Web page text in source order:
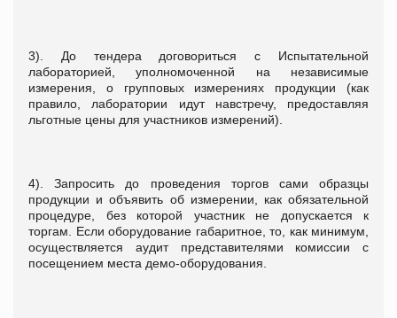
3). До тендера договориться с Испытательной
лабораторией, уполномоченной на независимые
измерения, о групповых измерениях продукции (как
правило, лаборатории идут навстречу, предоставляя
льготные цены для участников измерений).
4). Запросить до проведения торгов сами образцы
продукции и объявить об измерении, как обязательной
процедуре, без которой участник не допускается к
торгам. Если оборудование габаритное, то, как минимум,
осуществляется аудит представителями комиссии с
посещением места демо-оборудования.